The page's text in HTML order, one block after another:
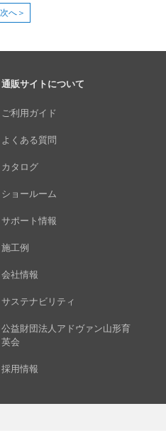
次へ＞
通販サイトについて
ご利用ガイド
よくある質問
カタログ
ショールーム
サポート情報
施工例
会社情報
サステナビリティ
公益財団法人アドヴァン山形育
英会
採用情報